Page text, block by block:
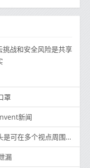
挑战和安全风险是共享
罩
新闻
视点周围飞行的自主无人机
漏